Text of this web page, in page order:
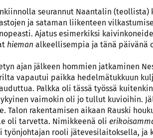
seurannut Naantalin (teollista)
ja sataman liikenteen
Ajatus esimerkiksi
hieman alkeellisempia ja tänä päivänä
ajan jälkeen hommien jatkaminen
vapautui paikka hedelmätukkuun
Palkka oli tässä työssä
vaimokin oli jo tullut kuvioihin.
Talon rakentamisen aikaan Rauski
oli tarvetta. Nimikkeenä oli
työnjohtajan rooli jätevesilaitoksella, ja